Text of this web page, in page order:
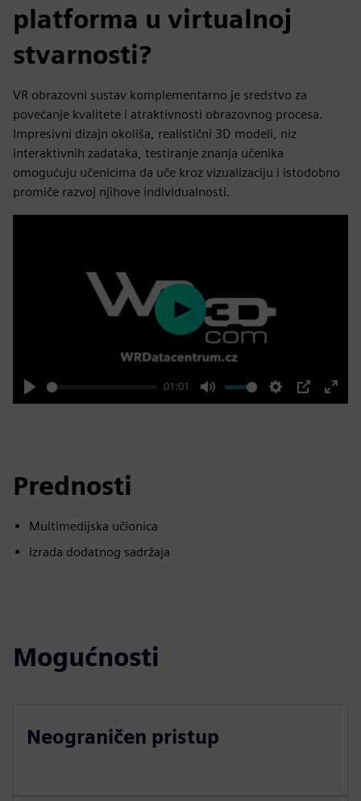
platforma u virtualnoj
stvarnosti?
VR obrazovni sustav komplementarno je sredstvo za
povećanje kvalitete i atraktivnosti obrazovnog procesa.
Impresivni dizajn okoliša, realistični 3D modeli, niz
interaktivnih zadataka, testiranje znanja učenika
omogućuju učenicima da uče kroz vizualizaciju i istodobno
promiče razvoj njihove individualnosti.
Play
01:01
Mute Settings
PIP
Enter
Play
Prednosti
Multimedijska učionica
Izrada dodatnog sadržaja
Mogućnosti
Neograničen pristup